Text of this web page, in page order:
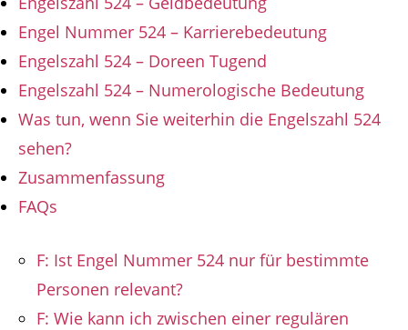
Engel Nummer 524 – Karrierebedeutung
Engelszahl 524 – Doreen Tugend
Engelszahl 524 – Numerologische Bedeutung
Was tun, wenn Sie weiterhin die Engelszahl 524
sehen?
Zusammenfassung
FAQs
F: Ist Engel Nummer 524 nur für bestimmte
Personen relevant?
F: Wie kann ich zwischen einer regulären